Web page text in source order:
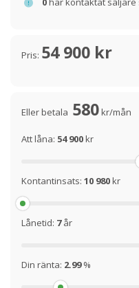
Pris: 54 900 kr
Eller betala 580kr/mån
Att låna: 54 900kr
Kontantinsats: 10 980kr
Lånetid: 7år
Din ränta: 2.99%